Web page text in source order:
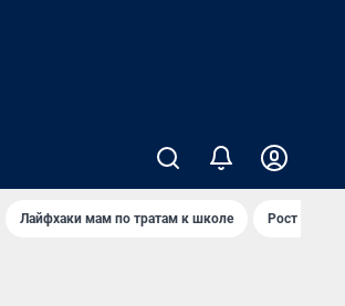
Лайфхаки мам по тратам к школе Рост цен на